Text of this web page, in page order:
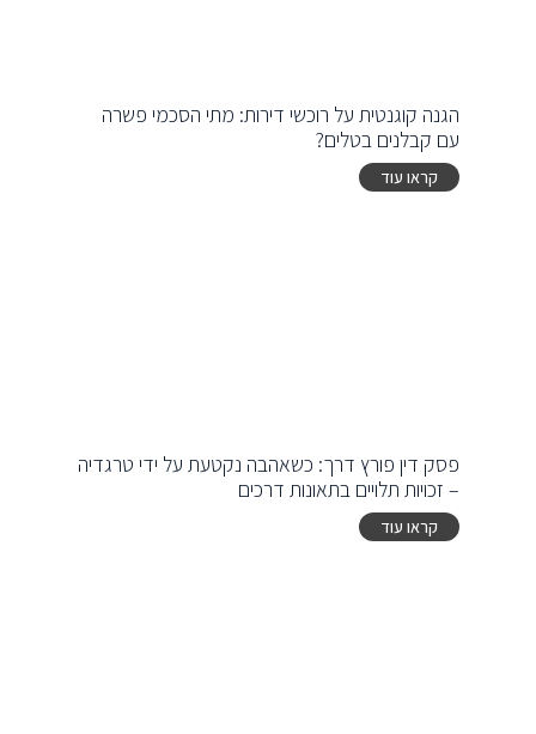
הגנה קוגנטית על רוכשי דירות: מתי הסכמי פשרה
עם קבלנים בטלים?
קראו עוד
פסק דין פורץ דרך: כשאהבה נקטעת על ידי טרגדיה
– זכויות תלויים בתאונות דרכים
קראו עוד